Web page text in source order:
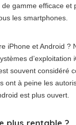
gamme efficace et
les smartphones.
iPhone et Android ?
d’exploitation
souvent considéré
ont à peine les
est plus ouvert.
plus rentable ?